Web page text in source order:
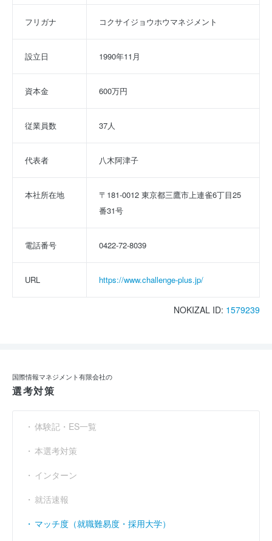
フリガナ コクサイジョウホウマネジメント
設立日 1990年11月
資本金 600万円
従業員数 37人
代表者 八木阿津子
本社所在地
〒181-0012 東京都三鷹市上連雀6丁目25
番31号
電話番号 0422-72-8039
URL https://www.challenge-plus.jp/
NOKIZAL ID: 1579239
国際情報マネジメント有限会社の
選考対策
体験記・ES一覧
本選考対策
インターン
就活速報
マッチ度（就職難易度・採用大学）